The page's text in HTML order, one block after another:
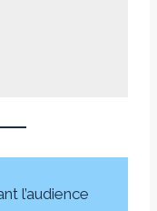
l’audience